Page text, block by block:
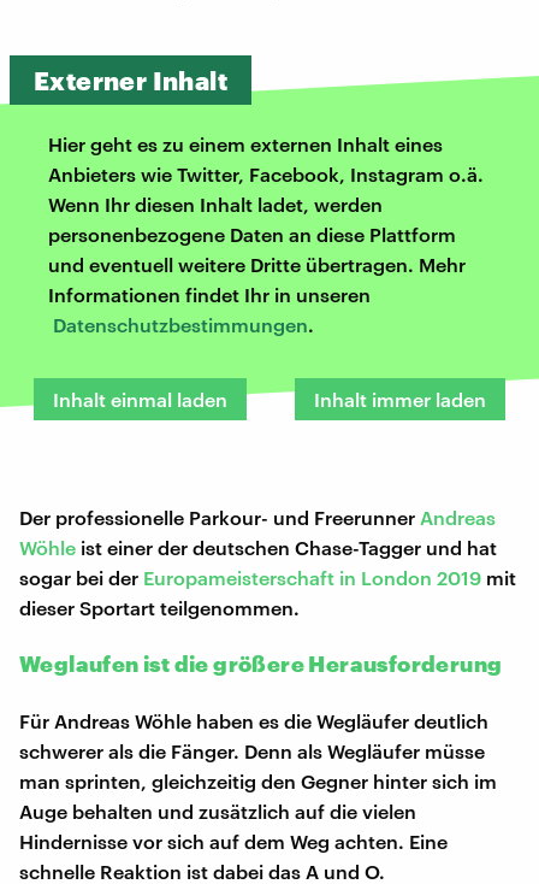
Externer Inhalt
Hier geht es zu einem externen Inhalt eines
Anbieters wie Twitter, Facebook, Instagram o.ä.
Wenn Ihr diesen Inhalt ladet, werden
personenbezogene Daten an diese Plattform
und eventuell weitere Dritte übertragen. Mehr
Informationen findet Ihr in unseren
Datenschutzbestimmungen.
Inhalt einmal laden Inhalt immer laden
Der professionelle Parkour- und Freerunner Andreas
Wöhle ist einer der deutschen Chase-Tagger und hat
sogar bei der Europameisterschaft in London 2019 mit
dieser Sportart teilgenommen.
Weglaufen ist die größere Herausforderung
Für Andreas Wöhle haben es die Wegläufer deutlich
schwerer als die Fänger. Denn als Wegläufer müsse
man sprinten, gleichzeitig den Gegner hinter sich im
Auge behalten und zusätzlich auf die vielen
Hindernisse vor sich auf dem Weg achten. Eine
schnelle Reaktion ist dabei das A und O.